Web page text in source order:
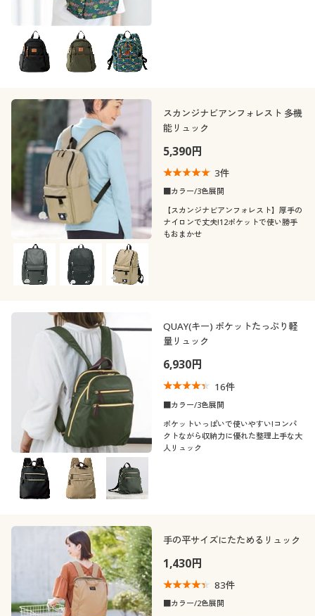
ご利用ガイド
よくある質問とお問い合わせ
秋
スカンジナビアンフォレスト 多機
能リュック
5,390円
3件
■カラー/3色展開
【スカンジナビアンフォレスト】厚手の
ナイロンで丈夫!12ポケットで使い勝手
もおまかせ
QUAY(キー) ポケットたっぷり軽
量リュック
6,930円
16件
■カラー/3色展開
ポケットいっぱいで使いやすい!コンパ
クトながら収納力に優れた整理上手な大
人リュック
手の平サイズにたためるリュック
1,430円
83件
■カラー/2色展開